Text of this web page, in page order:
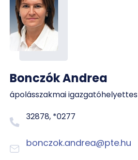
Bonczók Andrea
ápolásszakmai igazgatóhelyettes
32878, *0277
bonczok.andrea@pte.hu